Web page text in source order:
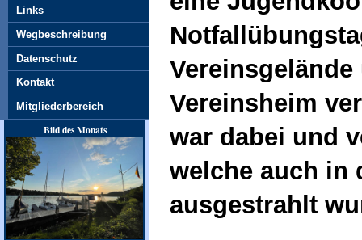
Vereinsheim
war dabei und
welche auch in
ausgestrahlt
Links
Wegbeschreibung
Datenschutz
Kontakt
Mitgliederbereich
Bild des Monats